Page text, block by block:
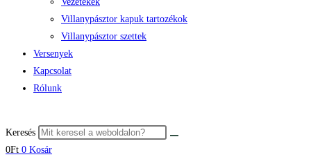
Villanypásztor kapuk tartozékok
Villanypásztor szettek
Versenyek
Kapcsolat
Rólunk
Keresés
0Ft 0 Kosár